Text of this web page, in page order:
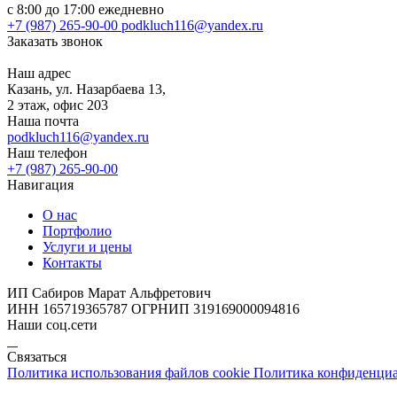
с 8:00 до 17:00 ежедневно
+7 (987) 265-90-00 podkluch116@yandex.ru
Заказать звонок
Наш адрес
Казань, ул. Назарбаева 13,
2 этаж, офис 203
Наша почта
podkluch116@yandex.ru
Наш телефон
+7 (987) 265-90-00
Навигация
О нас
Портфолио
Услуги и цены
Контакты
ИП Сабиров Марат Альфретович
ИНН 165719365787 ОГРНИП 319169000094816
Наши соц.сети
Связаться
Политика использования файлов cookie Политика